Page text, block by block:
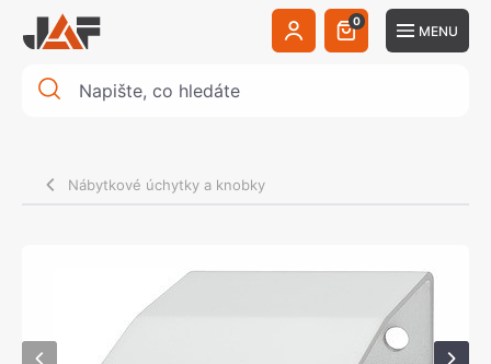
0
MENU
Nábytkové úchytky a knobky